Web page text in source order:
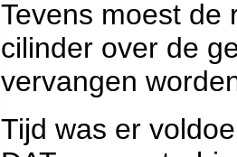
Tevens moest de
cilinder over de
vervangen
Tijd was er